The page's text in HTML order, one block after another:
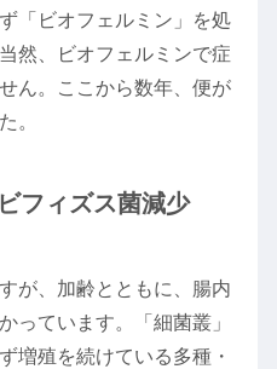
「ビオフェルミン」を処
然、ビオフェルミンで症
ん。ここから数年、便が
。
フィズス菌減少
が、加齢とともに、腸内
っています。「細菌叢」
増殖を続けている多種・